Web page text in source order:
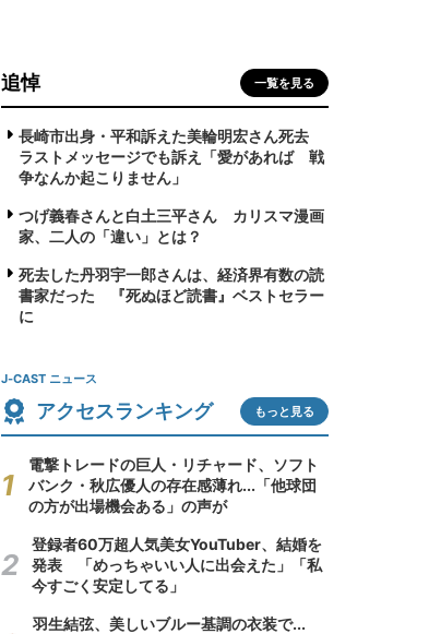
追悼 一覧を見る
長崎市出身・平和訴えた美輪明宏さん死去
ラストメッセージでも訴え「愛があれば 戦
争なんか起こりません」
つげ義春さんと白土三平さん カリスマ漫画
家、二人の「違い」とは？
死去した丹羽宇一郎さんは、経済界有数の読
書家だった 『死ぬほど読書』ベストセラー
に
J-CAST ニュース
アクセスランキング もっと見る
電撃トレードの巨人・リチャード、ソフト
バンク・秋広優人の存在感薄れ...「他球団
の方が出場機会ある」の声が
登録者60万超人気美女YouTuber、結婚を
発表 「めっちゃいい人に出会えた」「私
今すごく安定してる」
羽生結弦、美しいブルー基調の衣装で...